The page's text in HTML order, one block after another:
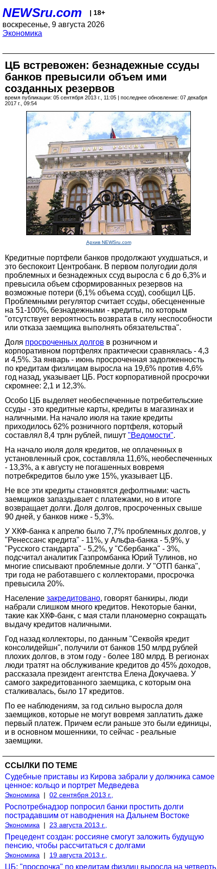
NEWSru.com | 18+
воскресенье, 9 августа 2026
Экономика
ЦБ встревожен: безнадежные ссуды
банков превысили объем ими
созданных резервов
время публикации: 05 сентября 2013 г., 11:05 | последнее обновление: 07 декабря
2017 г., 09:54
Архив NEWSru.com
Кредитные портфели банков продолжают ухудшаться, и
это беспокоит Центробанк. В первом полугодии доля
проблемных и безнадежных ссуд выросла с 6 до 6,3% и
превысила объем сформированных резервов на
возможные потери (6,1% объема ссуд), сообщил ЦБ.
Проблемными регулятор считает ссуды, обесцененные
на 51-100%, безнадежными - кредиты, по которым
"отсутствует вероятность возврата в силу неспособности
или отказа заемщика выполнять обязательства".
Доля просроченных долгов в розничном и
корпоративном портфелях практически сравнялась - 4,3
и 4,5%. За январь - июнь просроченная задолженность
по кредитам физлицам выросла на 19,6% против 4,6%
год назад, указывает ЦБ. Рост корпоративной просрочки
скромнее: 2,1 и 12,3%.
Особо ЦБ выделяет необеспеченные потребительские
ссуды - это кредитные карты, кредиты в магазинах и
наличными. На начало июля на такие кредиты
приходилось 62% розничного портфеля, который
составлял 8,4 трлн рублей, пишут "Ведомости".
На начало июля доля кредитов, не оплаченных в
установленный срок, составляла 11,6%, необеспеченных
- 13,3%, а к августу не погашенных вовремя
потребкредитов было уже 15%, указывает ЦБ.
Не все эти кредиты становятся дефолтными: часть
заемщиков запаздывает с платежами, но в итоге
возвращает долги. Доля долгов, просроченных свыше
90 дней, у банков ниже - 5,3%.
У ХКФ-банка к апрелю было 7,7% проблемных долгов, у
"Ренессанс кредита" - 11%, у Альфа-банка - 5,9%, у
"Русского стандарта" - 5,2%, у "Сбербанка" - 3%,
подсчитал аналитик Газпромбанка Юрий Тулинов, но
многие списывают проблемные долги. У "ОТП банка",
три года не работавшего с коллекторами, просрочка
превысила 20%.
Население закредитовано, говорят банкиры, люди
набрали слишком много кредитов. Некоторые банки,
такие как ХКФ-банк, с мая стали планомерно сокращать
выдачу кредитов наличными.
Год назад коллекторы, по данным "Секвойя кредит
консолидейшн", получили от банков 150 млрд рублей
плохих долгов, в этом году - более 180 млрд. В регионах
люди тратят на обслуживание кредитов до 45% доходов,
рассказала президент агентства Елена Докучаева. У
самого закредитованного заемщика, с которым она
сталкивалась, было 17 кредитов.
По ее наблюдениям, за год сильно выросла доля
заемщиков, которые не могут вовремя заплатить даже
первый платеж. Причем если раньше это были единицы,
и в основном мошенники, то сейчас - реальные
заемщики.
ССЫЛКИ ПО ТЕМЕ
Судебные приставы из Кирова забрали у должника самое
ценное: кольцо и портрет Медведева
Экономика | 02 сентября 2013 г.,
Роспотребнадзор попросил банки простить долги
пострадавшим от наводнения на Дальнем Востоке
Экономика | 23 августа 2013 г.,
Прецедент создан: россияне смогут заложить будущую
пенсию, чтобы рассчитаться с долгами
Экономика | 19 августа 2013 г.,
ЦБ: "просрочка" по кредитам физлиц выросла на четверть